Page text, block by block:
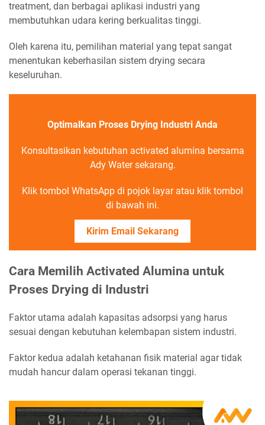
treatment, dan berbagai aplikasi industri yang
membutuhkan udara kering berkualitas tinggi.
Oleh karena itu, pemilihan material yang tepat sangat
menentukan keberhasilan sistem drying secara
keseluruhan.
Optimalkan Proses Drying Industri Anda
Konsultasikan kebutuhan activated alumina bersama
Ady Water sekarang.
Klik tombol WhatsApp di pojok layar atau klik tombol
di bawah ini.
Kirim Email Sekarang
Cara Memilih Activated Alumina untuk
Proses Drying di Industri
Faktor utama adalah kapasitas adsorpsi yang harus
sesuai dengan kebutuhan kelembapan sistem industri.
Faktor kedua adalah ketahanan fisik material agar tidak
mudah hancur dalam operasi tekanan tinggi.